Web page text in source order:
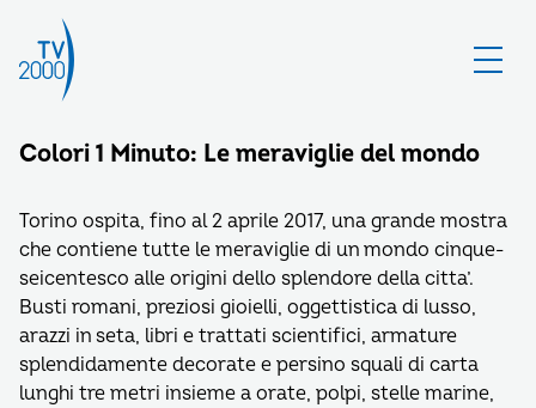
Colori 1 Minuto: Le meraviglie del mondo
Torino ospita, fino al 2 aprile 2017, una grande mostra
che contiene tutte le meraviglie di un mondo cinque-
seicentesco alle origini dello splendore della citta’.
Busti romani, preziosi gioielli, oggettistica di lusso,
arazzi in seta, libri e trattati scientifici, armature
splendidamente decorate e persino squali di carta
lunghi tre metri insieme a orate, polpi, stelle marine,